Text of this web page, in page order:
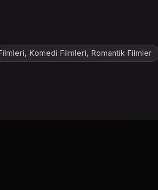
Komedi Filmleri, Romantik Filmler